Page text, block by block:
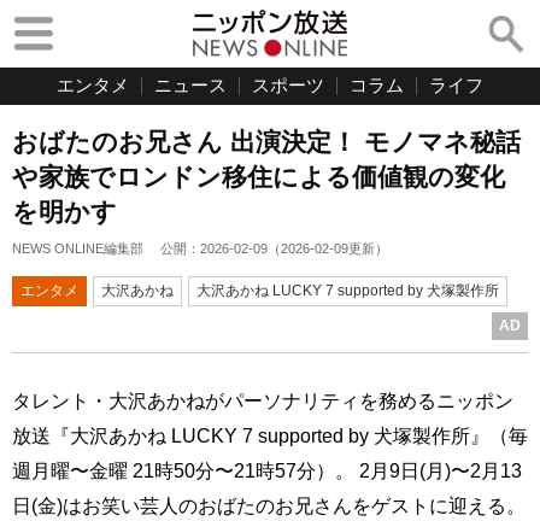
エンタメ ニュース スポーツ コラム ライフ
おばたのお兄さん 出演決定！ モノマネ秘話
や家族でロンドン移住による価値観の変化
を明かす
NEWS ONLINE編集部 公開： 2026-02-09 （2026-02-09更新）
エンタメ 大沢あかね 大沢あかね LUCKY 7 supported by 犬塚製作所
AD
タレント・大沢あかねがパーソナリティを務めるニッポン
放送『大沢あかね LUCKY 7 supported by 犬塚製作所』（毎
週月曜〜金曜 21時50分〜21時57分）。 2月9日(月)〜2月13
日(金)はお笑い芸人のおばたのお兄さんをゲストに迎える。